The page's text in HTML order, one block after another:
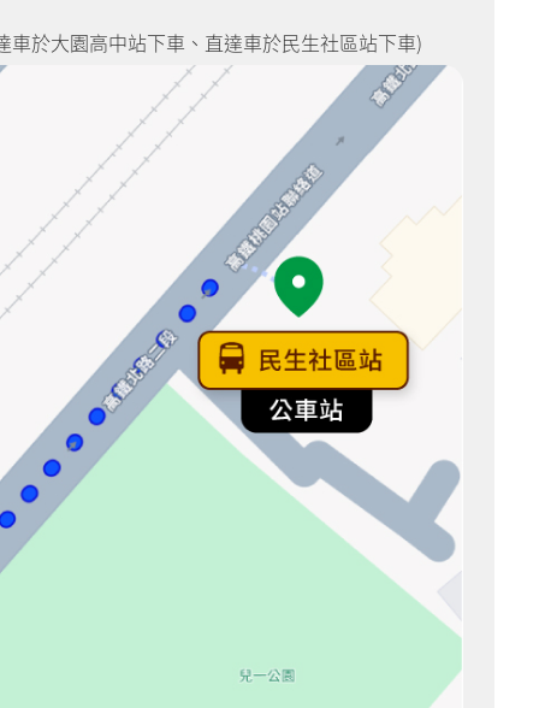
於大園高中站下車、直達車於民生社區站下車)